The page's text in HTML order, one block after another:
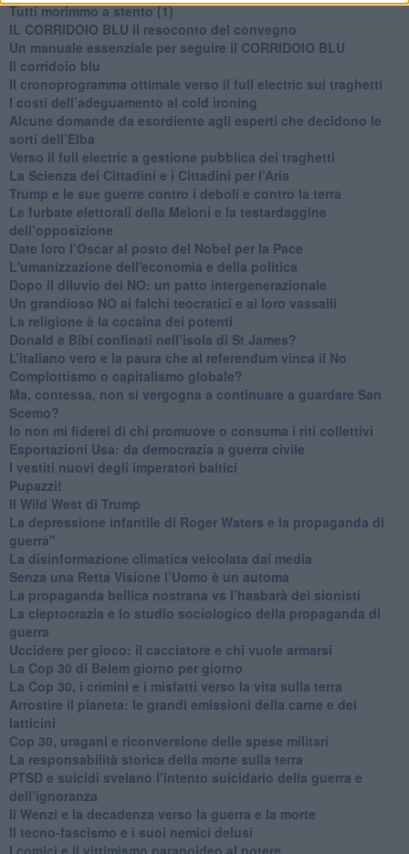
​Tutti morimmo a stento (1)
IL CORRIDOIO BLU il resoconto del convegno
Un manuale essenziale per seguire il CORRIDOIO BLU
Il corridoio blu
​Il cronoprogramma ottimale verso il full electric sui traghetti
​I costi dell’adeguamento al cold ironing
Alcune domande da esordiente agli esperti che decidono le
sorti dell’Elba
Verso il full electric a gestione pubblica dei traghetti​
​La Scienza dei Cittadini e i Cittadini per l’Aria
Trump e le sue guerre contro i deboli e contro la terra
​Le furbate elettorali della Meloni e la testardaggine
dell’opposizione
​Date loro l’Oscar al posto del Nobel per la Pace
L'umanizzazione dell'economia e della politica
​Dopo il diluvio dei NO: un patto intergenerazionale
​Un grandioso NO ai falchi teocratici e ai loro vassalli
La religione è la cocaina dei potenti
Donald e Bibi confinati nell’isola di St James?
L’italiano vero e la paura che al referendum vinca il No
​Complottismo o capitalismo globale?
​Ma, contessa, non si vergogna a continuare a guardare San
Scemo?
​Io non mi fiderei di chi promuove o consuma i riti collettivi
Esportazioni Usa: da democrazia a guerra civile
​I vestiti nuovi degli imperatori baltici
​Pupazzi!
​Il Wild West di Trump
​La depressione infantile di Roger Waters e la propaganda di
guerra"
​La disinformazione climatica veicolata dai media
Senza una Retta Visione l’Uomo è un automa
​La propaganda bellica nostrana vs l’hasbarà dei sionisti
​La cleptocrazia e lo studio sociologico della propaganda di
guerra
​Uccidere per gioco: il cacciatore e chi vuole armarsi
​La Cop 30 di Belem giorno per giorno
La Cop 30, i crimini e i misfatti verso la vita sulla terra
Arrostire il pianeta: le grandi emissioni della carne e dei
latticini
​Cop 30, uragani e riconversione delle spese militari
La responsabilità storica della morte sulla terra
PTSD e suicidi svelano l’intento suicidario della guerra e
dell’ignoranza
Il Wenzi e la decadenza verso la guerra e la morte
​Il tecno-fascismo e i suoi nemici delusi
​I comici e il vittimismo paranoideo al potere